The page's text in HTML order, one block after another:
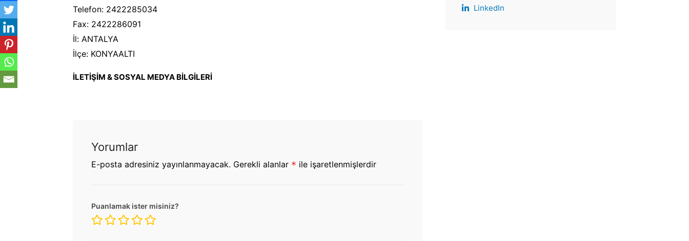
Telefon: 2422285034
Fax: 2422286091
İl: ANTALYA
İlçe: KONYAALTI
İLETİŞİM & SOSYAL MEDYA BİLGİLERİ
Yorumlar
E-posta adresiniz yayınlanmayacak. Gerekli alanlar * ile işaretlenmişlerdir
Puanlamak ister misiniz?
LinkedIn